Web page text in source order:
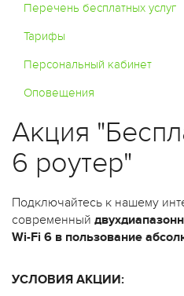
Перечень бесплатных услуг
Тарифы
Персональный кабинет
Оповещения
Акция
6 роутер"
Подключайтесь к нашему
современный
Wi-Fi 6 в пользование
УСЛОВИЯ АКЦИИ: